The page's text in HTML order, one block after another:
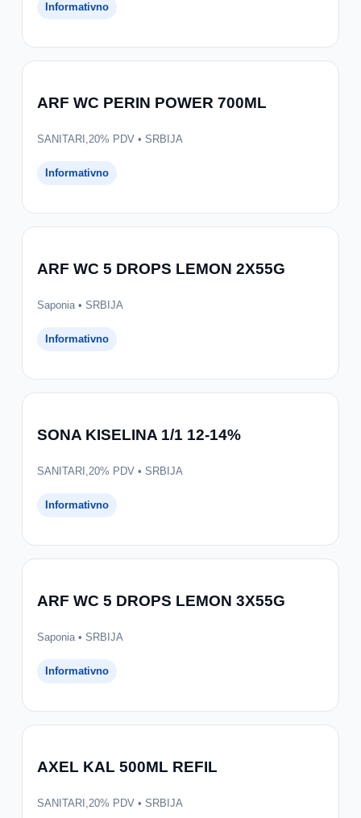
Informativno
ARF WC PERIN POWER 700ML
SANITARI,20% PDV • SRBIJA
Informativno
ARF WC 5 DROPS LEMON 2X55G
Saponia • SRBIJA
Informativno
SONA KISELINA 1/1 12-14%
SANITARI,20% PDV • SRBIJA
Informativno
ARF WC 5 DROPS LEMON 3X55G
Saponia • SRBIJA
Informativno
AXEL KAL 500ML REFIL
SANITARI,20% PDV • SRBIJA